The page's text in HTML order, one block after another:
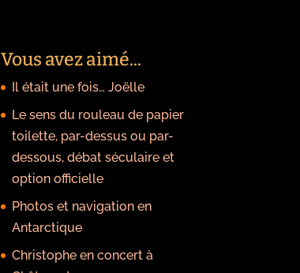
Vous avez aimé...
Il était une fois… Joëlle
Le sens du rouleau de papier
toilette, par-dessus ou par-
dessous, débat séculaire et
option officielle
Photos et navigation en
Antarctique
Christophe en concert à